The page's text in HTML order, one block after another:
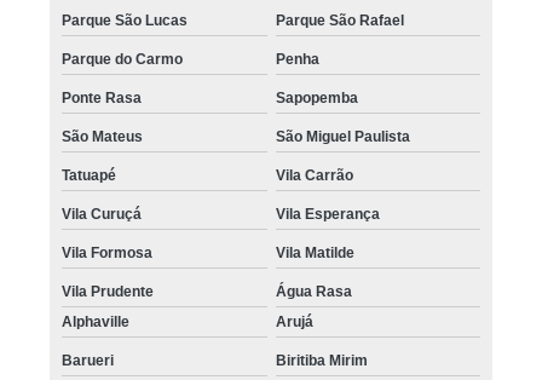
Parque São Lucas Parque São Rafael
Parque do Carmo Penha
Ponte Rasa Sapopemba
São Mateus São Miguel Paulista
Tatuapé Vila Carrão
Vila Curuçá Vila Esperança
Vila Formosa Vila Matilde
Vila Prudente
Água Rasa
Alphaville
Arujá
Barueri Biritiba Mirim